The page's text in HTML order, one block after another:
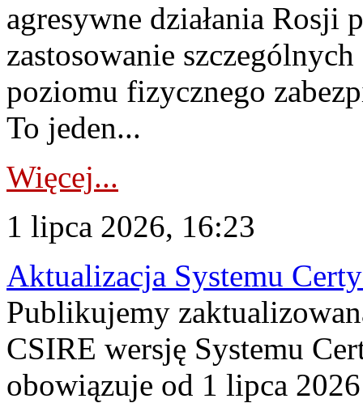
agresywne działania Rosji
zastosowanie
poziomu fizycznego
To jeden...
Więcej...
1 lipca 2026, 16:23
Aktualizacja Systemu
Publikujemy
CSIRE wersję Systemu
obowiązuje od 1 lipca